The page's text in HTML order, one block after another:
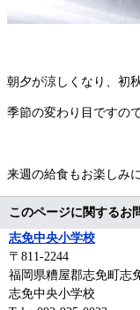
朝夕が涼しくなり、初
季節の変わり目ですの
来週の給食もお楽しみ
このページに関するお
志免中央小学校
〒811-2244
福岡県糟屋郡志免町志
志免中央小学校